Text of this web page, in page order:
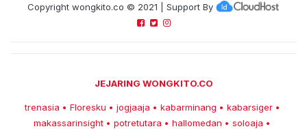
Copyright wongkito.co © 2021 | Support By
JEJARING WONGKITO.CO
trenasia • Floresku • jogjaaja • kabarminang • kabarsiger •
makassarinsight • potretutara • hallomedan • soloaja •